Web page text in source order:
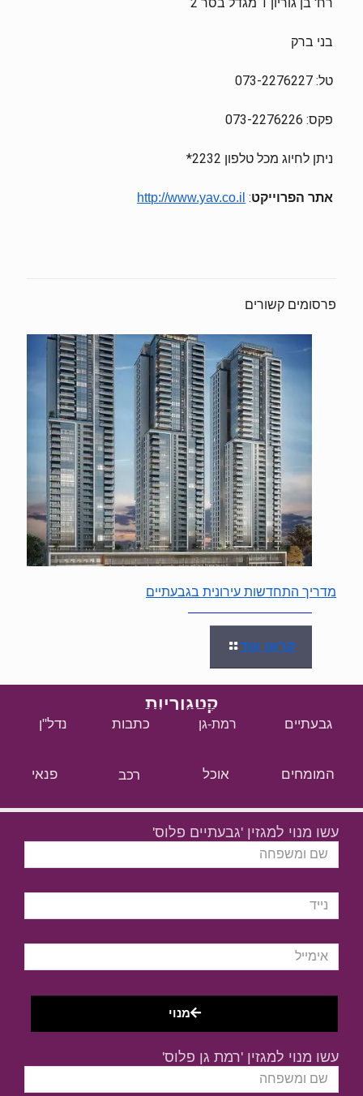
בני ברק
טל: 073-2276227
פקס: 073-2276226
ניתן לחיוג מכל טלפון 2232*
אתר הפרוייקט:
http://www.yav.co.il
פרסומים קשורים
מדריך התחדשות עירונית בגבעתיים
קראו עוד
קטגוריות
גבעתיים רמת-גן כתבות נדל"ן
המומחים אוכל רכב פנאי
עשו מנוי למגזין 'גבעתיים פלוס'
מנוי
עשו מנוי למגזין 'רמת גן פלוס'